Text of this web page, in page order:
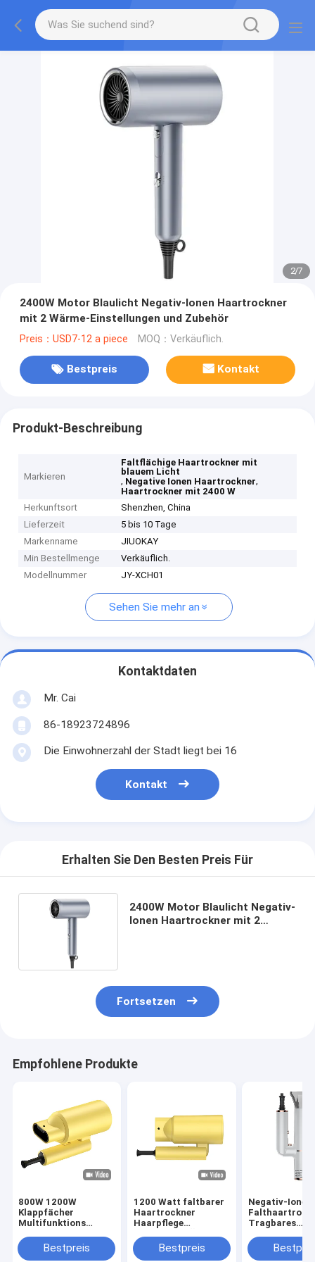
2/7
2400W Motor Blaulicht Negativ-Ionen Haartrockner
mit 2 Wärme-Einstellungen und Zubehör
Preis：USD7-12 a piece MOQ：Verkäuflich.
Bestpreis Kontakt
Produkt-Beschreibung
Markieren
Faltflächige Haartrockner mit
blauem Licht
, Negative Ionen Haartrockner,
Haartrockner mit 2400 W
Herkunftsort
Shenzhen, China
Lieferzeit
5 bis 10 Tage
Markenname
JIUOKAY
Min Bestellmenge
Verkäuflich.
Modellnummer
JY-XCH01
Sehen Sie mehr an
Kontaktdaten
Mr. Cai
86-18923724896
Die Einwohnerzahl der Stadt liegt bei 16
Kontakt
Erhalten Sie Den Besten Preis Für
2400W Motor Blaulicht Negativ-
Ionen Haartrockner mit 2
Fortsetzen
Empfohlene Produkte
800W 1200W
Klappfächer
Multifunktions
Essenzöl Düse
Haarpflege
Bestpreis
1200 Watt faltbarer
Haartrockner
Haarpflege
Technologie mit
Negativ-Ionen-
Bestpreis
Negativ-
Tragbares
Reisen